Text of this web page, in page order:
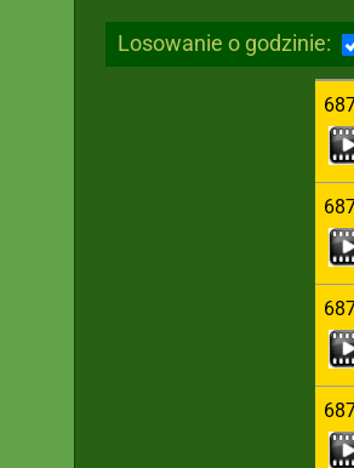
Losowanie o godzinie: